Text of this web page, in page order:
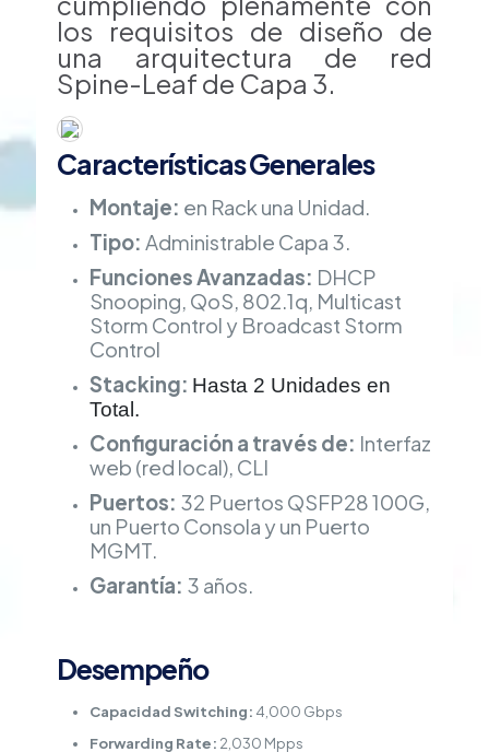
los requisitos de diseño de
una arquitectura de red
Spine-Leaf de Capa 3.
Características Generales
Montaje: en Rack una Unidad.
Tipo: Administrable Capa 3.
Funciones Avanzadas: DHCP
Snooping, QoS, 802.1q, Multicast
Storm Control y Broadcast Storm
Control
Stacking: Hasta 2 Unidades en
Total.
Configuración a través de: Interfaz
web (red local), CLI
Puertos: 32 Puertos QSFP28 100G,
un Puerto Consola y un Puerto
MGMT.
Garantía: 3 años.
Desempeño
Capacidad Switching: 4,000 Gbps
Forwarding Rate: 2,030 Mpps